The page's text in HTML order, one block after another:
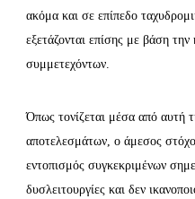
ακόμα και σε επίπεδο
εξετάζονται επίσης με βάση
συμμετεχόντων.
Όπως τονίζεται μέσα από αυτή
αποτελεσμάτων, ο άμεσος
εντοπισμός συγκεκριμένων
δυσλειτουργίες και δεν